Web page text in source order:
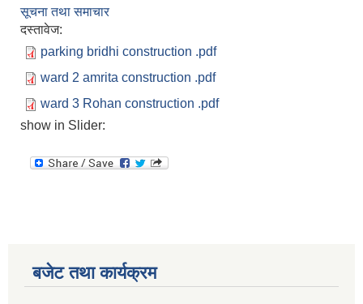
सूचना तथा समाचार
दस्तावेज:
parking bridhi construction .pdf
ward 2 amrita construction .pdf
ward 3 Rohan construction .pdf
show in Slider:
बजेट तथा कार्यक्रम